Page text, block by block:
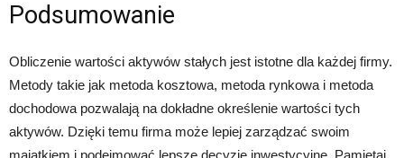
Podsumowanie
Obliczenie wartości aktywów stałych jest istotne dla każdej firmy.
Metody takie jak metoda kosztowa, metoda rynkowa i metoda
dochodowa pozwalają na dokładne określenie wartości tych
aktywów. Dzięki temu firma może lepiej zarządzać swoim